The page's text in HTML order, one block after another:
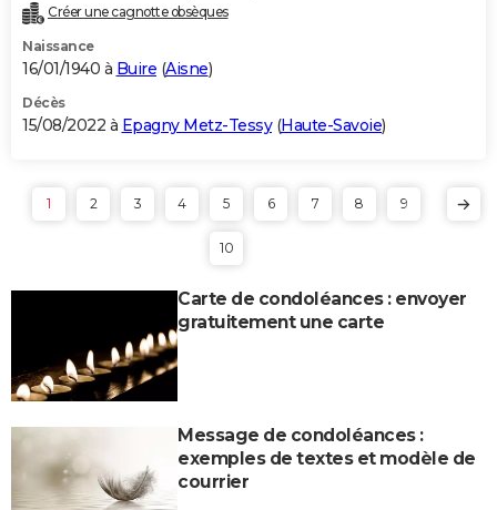
Créer une cagnotte obsèques
Naissance
16/01/1940 à Buire (Aisne)
Décès
15/08/2022 à Epagny Metz-Tessy(Haute-Savoie)
1 2 3 4 5 6 7 8 9
10
Carte de condoléances : envoyer
gratuitement une carte
Message de condoléances :
exemples de textes et modèle de
courrier